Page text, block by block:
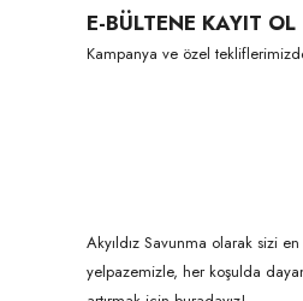
Ürün açıklamasında eksik
Ürün bilgilerinde hatalar
E-BÜLTENE KAYIT OL
Kampanya ve özel
Akyıldız Savunma olarak sizi
yelpazemizle, her koşulda